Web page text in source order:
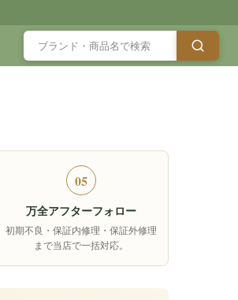
05
万全アフターフォロー
初期不良・保証内修理・保証外修理
まで当店で一括対応。